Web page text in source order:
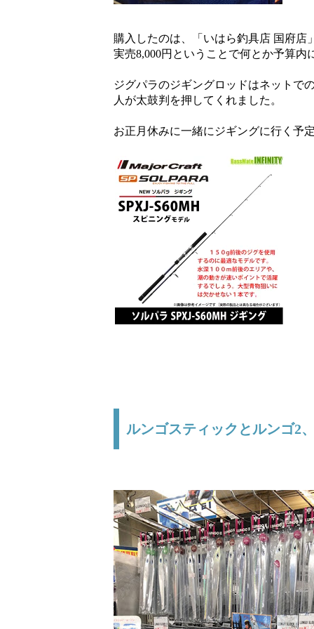
購入したのは、「いはら釣具店 国府店
実売8,000円ということで何とか予算内
ジグパラのジギングロッドはネットで
人が太鼓判を押してくれました。
お正月休みに一緒にジギングに行く予
ルンゴスティックとルンゴ2